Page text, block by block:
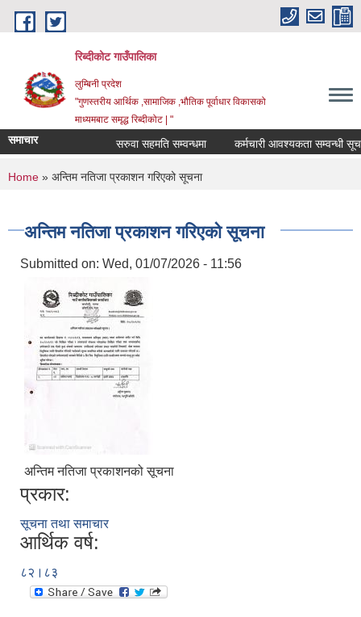
Skip to main content
रिब्दीकोट गाउँपालिका
लुम्बिनी प्रदेश
"गुणस्तरीय आर्थिक ,सामाजिक ,भौतिक पूर्वाधार विकासको
माध्यमबाट समृद्ध रिब्दीकोट | "
समाचार सरुवा सहमति सम्वन्धमा कर्मचारी आवश्यकता सम्वन्धी सूचना
You are here
Home » अन्तिम नतिजा प्रकाशन गरिएको सूचना
अन्तिम नतिजा प्रकाशन गरिएको सूचना
Submitted on: Wed, 01/07/2026 - 11:56
अन्तिम नतिजा प्रकाशनको सूचना
प्रकार:
सूचना तथा समाचार
आर्थिक वर्ष:
८२।८३